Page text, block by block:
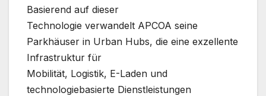
Basierend auf dieser
Technologie verwandelt APCOA seine
Parkhäuser in Urban Hubs, die eine exzellente
Infrastruktur für
Mobilität, Logistik, E-Laden und
technologiebasierte Dienstleistungen